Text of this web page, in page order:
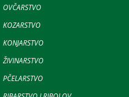
OVČARSTVO
KOZARSTVO
KONJARSTVO
ŽIVINARSTVO
PČELARSTVO